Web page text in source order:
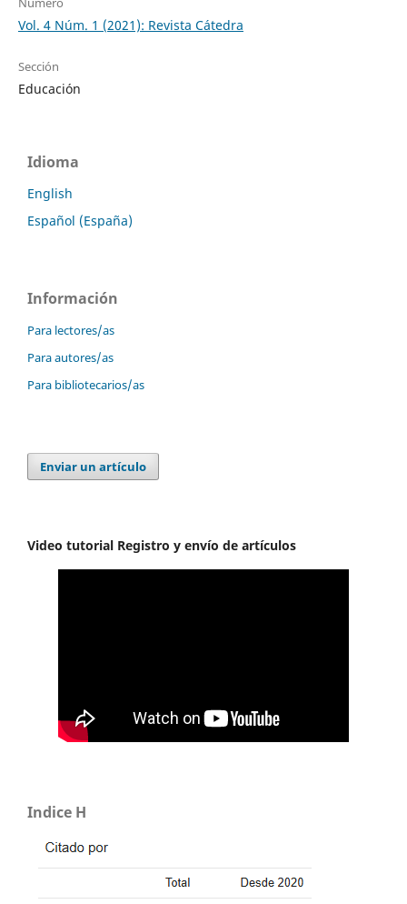
Vol. 4 Núm. 1 (2021): Revista Cátedra
Sección
Educación
Idioma
English
Español (España)
Información
Para lectores/as
Para autores/as
Para bibliotecarios/as
Enviar un artículo
Video tutorial Registro y envío de artículos
Indice H